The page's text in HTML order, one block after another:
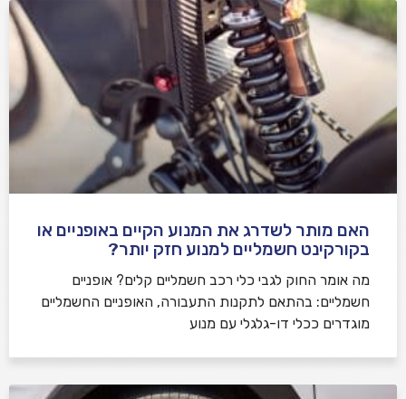
האם מותר לשדרג את המנוע הקיים באופניים או
בקורקינט חשמליים למנוע חזק יותר?
מה אומר החוק לגבי כלי רכב חשמליים קלים? אופניים
חשמליים: בהתאם לתקנות התעבורה, האופניים החשמליים
מוגדרים ככלי דו-גלגלי עם מנוע